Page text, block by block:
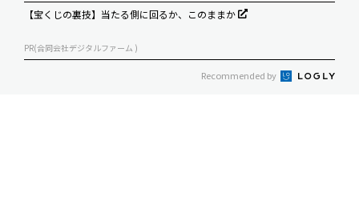
【宝くじの裏技】当たる側に回るか、このままか
PR(合同会社デジタルファーム )
Recommended by